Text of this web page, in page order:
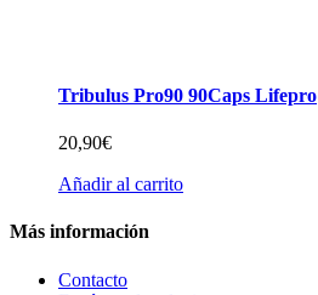
Tribulus Pro90 90Caps Lifepro
20,90€
Añadir al carrito
Más información
Contacto